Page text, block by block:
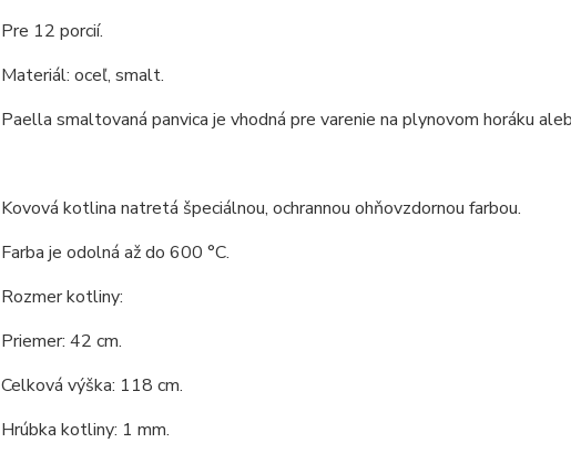
Pre 12 porcií.
Materiál: oceľ, smalt.
Paella smaltovaná panvica je vhodná pre varenie na plynovom horáku
Kovová kotlina natretá špeciálnou, ochrannou ohňovzdornou farbou.
Farba je odolná až do 600 °C.
Rozmer kotliny:
Priemer: 42 cm.
Celková výška: 118 cm.
Hrúbka kotliny: 1 mm.